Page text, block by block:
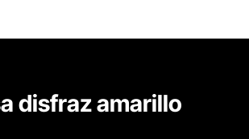
disfraz amarillo